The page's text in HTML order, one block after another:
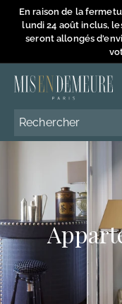
PasserEn raison de la
lundi 24 août inclus,
seront allongés
M
s
e
e
m
e
u
r